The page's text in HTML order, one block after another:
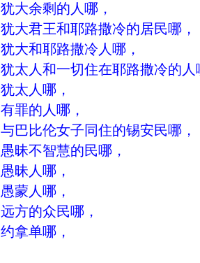
犹大余剩的人哪，
犹大君王和耶路撒冷的居民哪，
犹大和耶路撒冷人哪，
犹太人和一切住在耶路撒冷的人
犹太人哪，
有罪的人哪，
与巴比伦女子同住的锡安民哪，
愚昧不智慧的民哪，
愚昧人哪，
愚蒙人哪，
远方的众民哪，
约拿单哪，